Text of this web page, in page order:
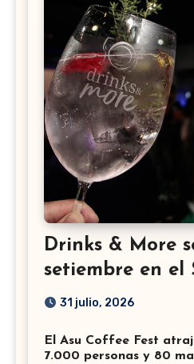
Drinks & More
setiembre en el
31 julio, 2026
El Asu Coffee Fest
7.000 personas y 80